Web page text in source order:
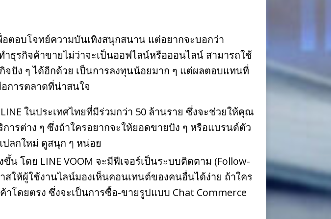
อตอบโจทย์ความบันเทิงสนุกสนาน แต่อยากจะบอกว่า
ธุรกิจค้าขายไม่ว่าจะเป็นออฟไลน์หรือออนไลน์ สามารถใช้
จปัง ๆ ได้อีกด้วย เป็นการลงทุนน้อยมาก ๆ แต่ผลตอบแทนที่
อการตลาดที่น่าสนใจ
ในประเทศไทยที่มีร่วมกว่า 50 ล้านราย ซึ่งจะช่วยให้คุณ
รต่าง ๆ ซึ่งถ้าใครอยากจะให้ยอดขายปัง ๆ หรือแบรนด์ตัว
ปลกใหม่ ดูสนุก ๆ หน่อย
น โดย LINE VOOM จะมีฟีเจอร์เป็นระบบติดตาม (Follow-
สให้ผู้ใช้งานไลน์มองเห็นคอนเทนต์ของคนอื่นได้ง่าย ถ้าใคร
ดยตรง ซึ่งจะเป็นการซื้อ-ขายรูปแบบ Chat Commerce